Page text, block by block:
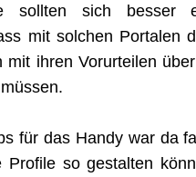
sollten sich besser
mit solchen Portalen
ihren Vorurteilen
für das Handy war da
so gestalten